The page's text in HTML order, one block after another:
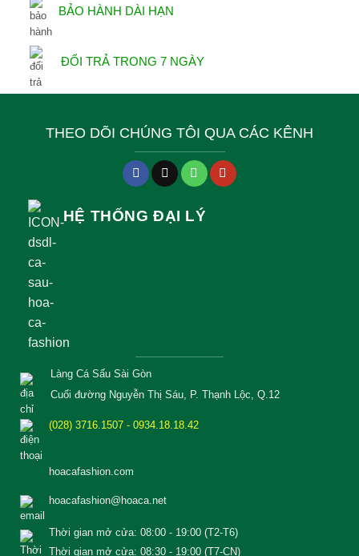
BẢO HÀNH DÀI HẠN
ĐỔI TRẢ TRONG 7 NGÀY
THEO DÕI CHÚNG TÔI QUA CÁC KÊNH
HỆ THỐNG ĐẠI LÝ
Làng Cá Sấu Sài Gòn
Cuối đường Nguyễn Thị Sáu, P. Thạnh Lộc, Q.12
(028) 3716.1507 - 0934.18.18.42
hoacafashion.com
hoacafashion@hoaca.net
Thời gian mở cửa: 08:00 - 19:00 (T2-T6)
Thời gian mở cửa: 08:30 - 19:00 (T7-CN)